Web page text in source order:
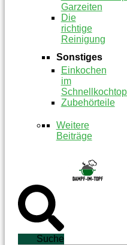
Garzeiten
Die
richtige
Reinigung
Sonstiges
Einkochen
im
Zubehörteile
Weitere
Beiträge
Suche